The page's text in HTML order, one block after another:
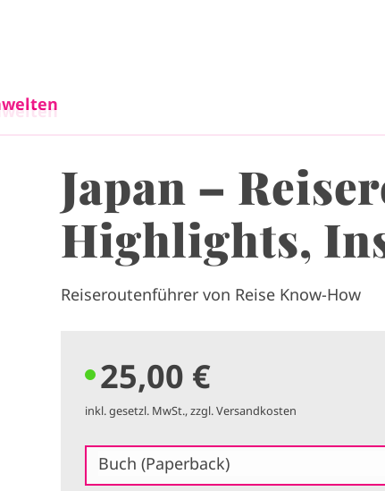
Japan –
Highlights,
Reiseroutenführer von Reise Know-How
25,00 €
inkl. gesetzl. MwSt., zzgl. Versandkosten
Buch (Paperback)